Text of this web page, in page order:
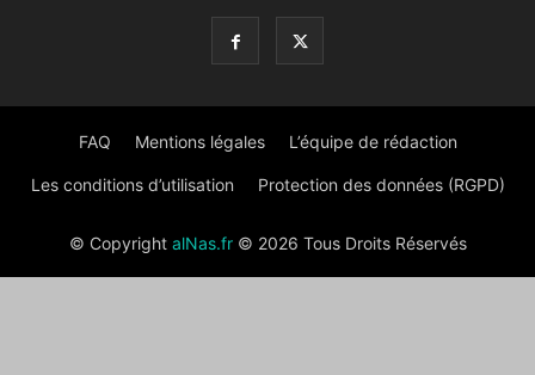
FAQ Mentions légales L’équipe de rédaction
Les conditions d’utilisation Protection des données (RGPD)
© Copyright alNas.fr© 2026 Tous Droits Réservés